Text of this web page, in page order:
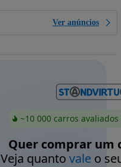
Ver anúncios
~10 000 carros
Quer comprar um
Veja quanto valeo